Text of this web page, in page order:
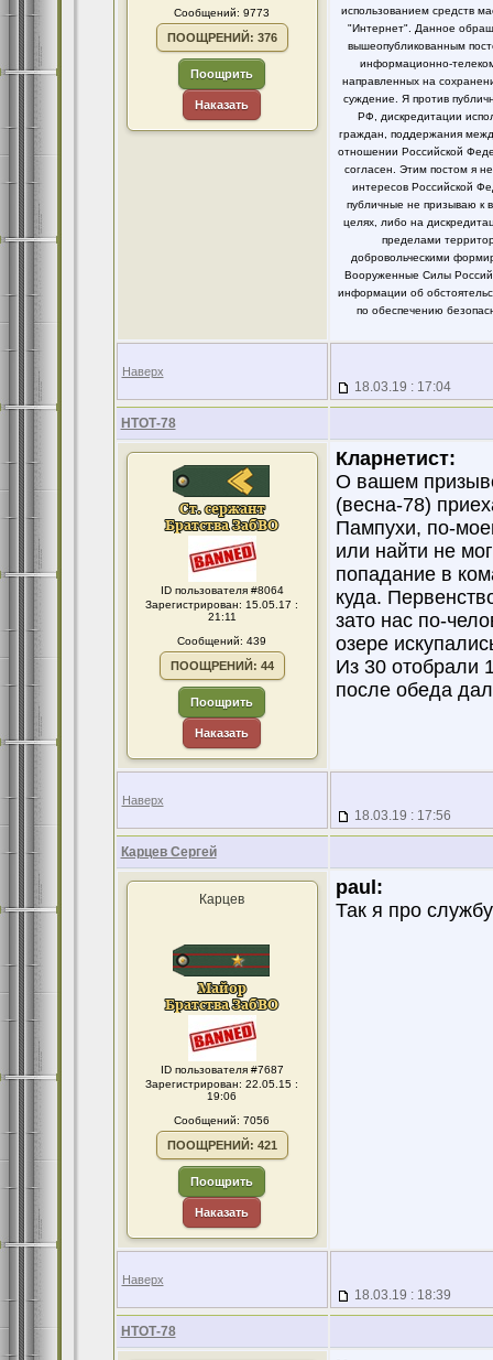
Сообщений: 9773
ПООЩРЕНИЙ: 376
Поощрить
Наказать
использованием средств
"Интернет". Данное
вышеопубликованным
информационно-
направленных на
суждение. Я против
РФ, дискредитации
граждан, поддержания
отношении Российской
согласен. Этим постом я
интересов Российской
публичные не призываю к
целях, либо на
пределами
добровольческими
Вооруженные Силы
информации об
по обеспечению
Наверх
18.03.19 : 17:04
НТОТ-78
ID пользователя #8064
Зарегистрирован: 15.05.17 :
21:11
Сообщений: 439
ПООЩРЕНИЙ: 44
Поощрить
Наказать
Кларнетист:
О вашем
(весна-78)
Пампухи, по-
или найти не
попадание в
куда.
зато нас по-
озере
Из 30 отобрали
после обеда
Наверх
18.03.19 : 17:56
Карцев Сергей
Карцев
ID пользователя #7687
Зарегистрирован: 22.05.15 :
19:06
Сообщений: 7056
ПООЩРЕНИЙ: 421
Поощрить
Наказать
paul:
Так я про
Наверх
18.03.19 : 18:39
НТОТ-78